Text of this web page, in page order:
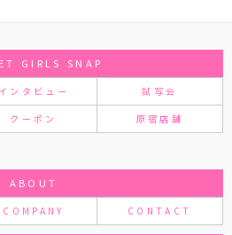
GIRLS SNAP
インタビュー 試写会
クーポン 原宿店舗
ABOUT
COMPANY CONTACT